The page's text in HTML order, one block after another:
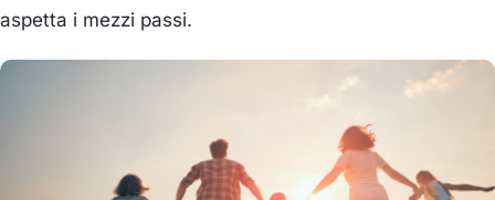
aspetta i mezzi passi.